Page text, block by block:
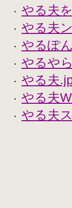
・ やる夫
・ やる夫
・ やるぽん
・ やるや
・ やる夫
・ やる夫
・ やる夫